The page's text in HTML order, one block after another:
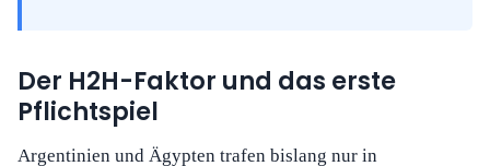
Der H2H-Faktor und das erste
Pflichtspiel
Argentinien und Ägypten trafen bislang nur in